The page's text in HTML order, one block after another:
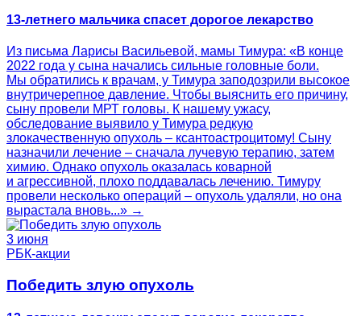
13-летнего мальчика спасет дорогое лекарство
Из письма Ларисы Васильевой, мамы Тимура: «В конце
2022 года у сына начались сильные головные боли.
Мы обратились к врачам, у Тимура заподозрили высокое
внутричерепное давление. Чтобы выяснить его причину,
сыну провели МРТ головы. К нашему ужасу,
обследование выявило у Тимура редкую
злокачественную опухоль – ксантоастроцитому! Сыну
назначили лечение – сначала лучевую терапию, затем
химию. Однако опухоль оказалась коварной
и агрессивной, плохо поддавалась лечению. Тимуру
провели несколько операций – опухоль удаляли, но она
вырастала вновь...» →
3 июня
РБК-акции
Победить злую опухоль